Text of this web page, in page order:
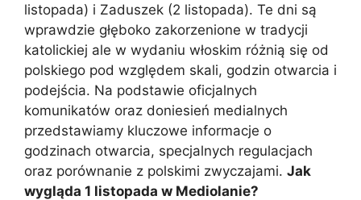
listopada) i Zaduszek (2 listopada). Te dni są
wprawdzie głęboko zakorzenione w tradycji
katolickiej ale w wydaniu włoskim różnią się od
polskiego pod względem skali, godzin otwarcia i
podejścia. Na podstawie oficjalnych
komunikatów oraz doniesień medialnych
przedstawiamy kluczowe informacje o
godzinach otwarcia, specjalnych regulacjach
oraz porównanie z polskimi zwyczajami. Jak
wygląda 1 listopada w Mediolanie?